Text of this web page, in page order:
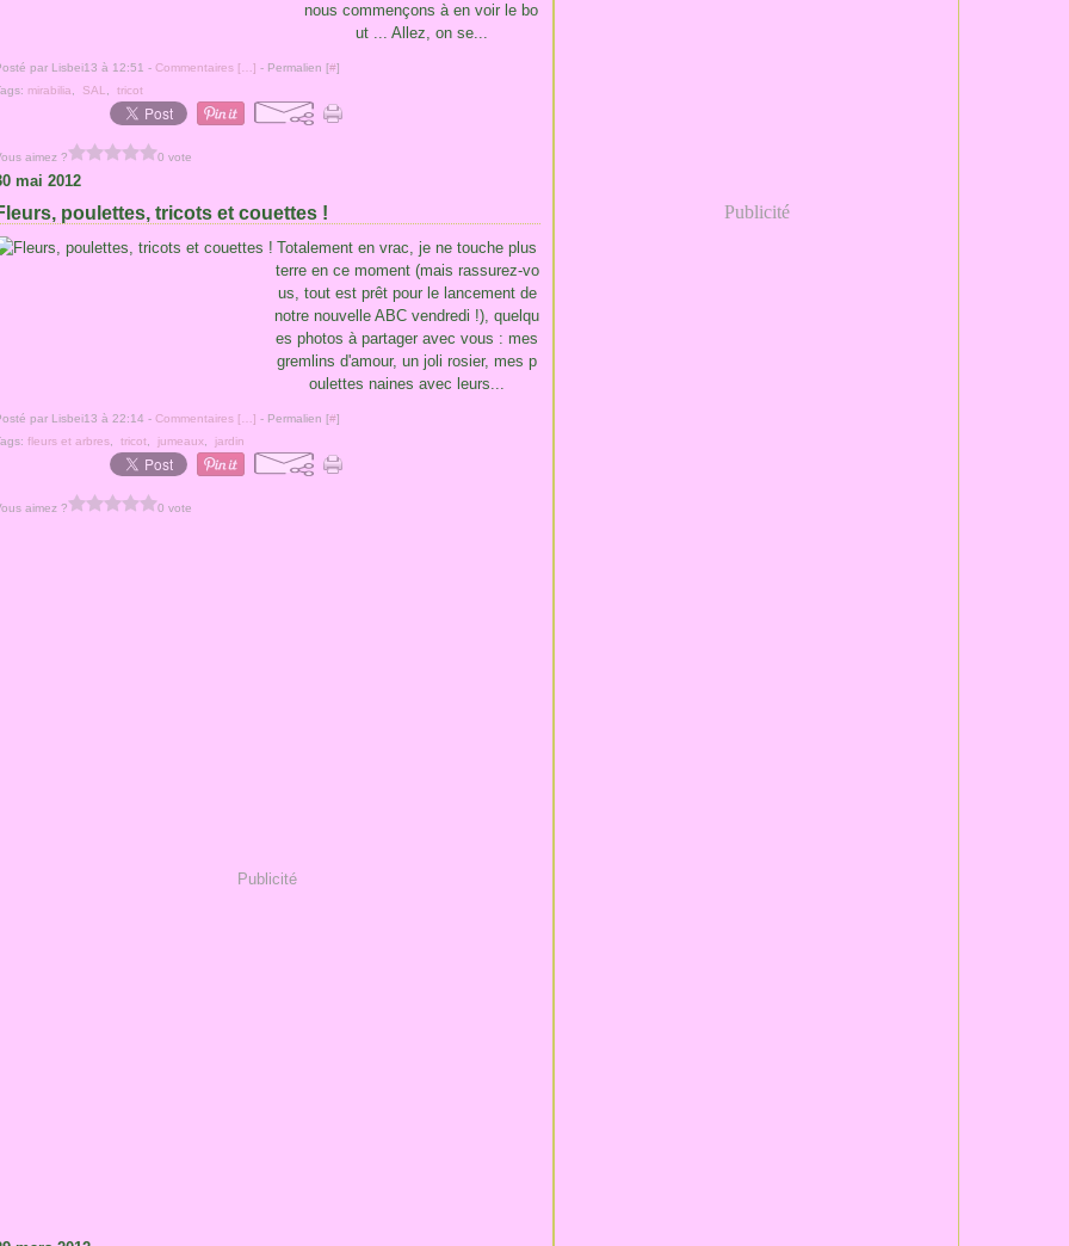
nous commençons à en voir le bo
ut ... Allez, on se...
par Lisbei13 à 12:51 - Commentaires [ ] - Permalien [#]
mirabilia SAL tricot
aimez ? 0 vote
mai 2012
poulettes, tricots et couettes !
Totalement en vrac, je ne touche plus
terre en ce moment (mais rassurez-vo
us, tout est prêt pour le lancement de
notre nouvelle ABC vendredi !), quelqu
es photos à partager avec vous : mes
gremlins d'amour, un joli rosier, mes p
oulettes naines avec leurs...
par Lisbei13 à 22:14 - Commentaires [ ] - Permalien [#]
fleurs et arbres tricot jumeaux jardin
aimez ? 0 vote
Publicité
Publicité